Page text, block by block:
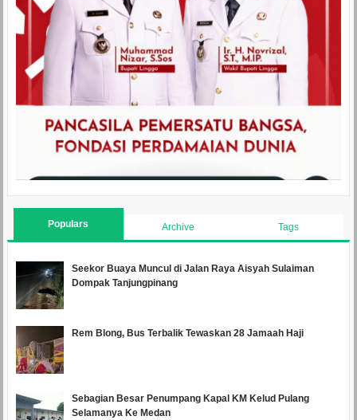
Populars Archive Tags
Seekor Buaya Muncul di Jalan Raya Aisyah Sulaiman
Dompak Tanjungpinang
Rem Blong, Bus Terbalik Tewaskan 28 Jamaah Haji
Sebagian Besar Penumpang Kapal KM Kelud Pulang
Selamanya Ke Medan